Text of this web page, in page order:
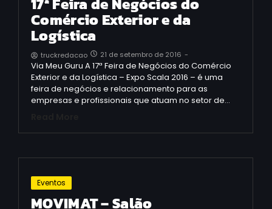
Comércio Exterior e da
Logística
truckredacao 21 de setembro de 2016 -
Via Meu Guru A 17ª Feira de Negócios do Comércio
Exterior e da Logística – Expo Scala 2016 – é uma
feira de negócios e relacionamento para as
empresas e profissionais que atuam no setor de…
Eventos
MOVIMAT – Salão